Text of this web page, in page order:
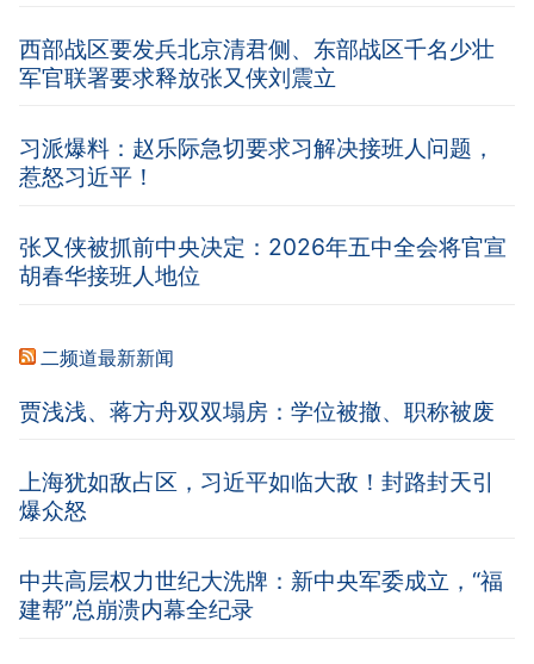
西部战区要发兵北京清君侧、东部战区千名少壮
军官联署要求释放张又侠刘震立
习派爆料：赵乐际急切要求习解决接班人问题，
惹怒习近平！
张又侠被抓前中央决定：2026年五中全会将官宣
胡春华接班人地位
二频道最新新闻
贾浅浅、蒋方舟双双塌房：学位被撤、职称被废
上海犹如敌占区，习近平如临大敌！封路封天引
爆众怒
中共高层权力世纪大洗牌：新中央军委成立，“福
建帮”总崩溃内幕全纪录